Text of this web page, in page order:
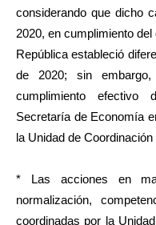
considerando que dicho
2020, en cumplimiento
República estableció
de 2020; sin
cumplimiento efectivo
Secretaría de Economía
la Unidad de
* Las acciones en
normalización,
coordinadas por la